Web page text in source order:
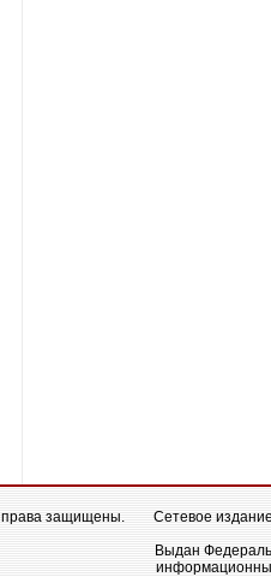
права защищены.
Сетевое
Выдан